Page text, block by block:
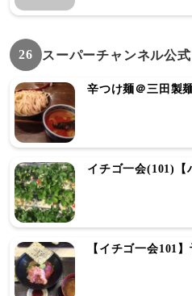
26 スーパーチャンネル公
辛つけ麺＠三田製
イチゴ一会(101)【
【イチゴ一会101